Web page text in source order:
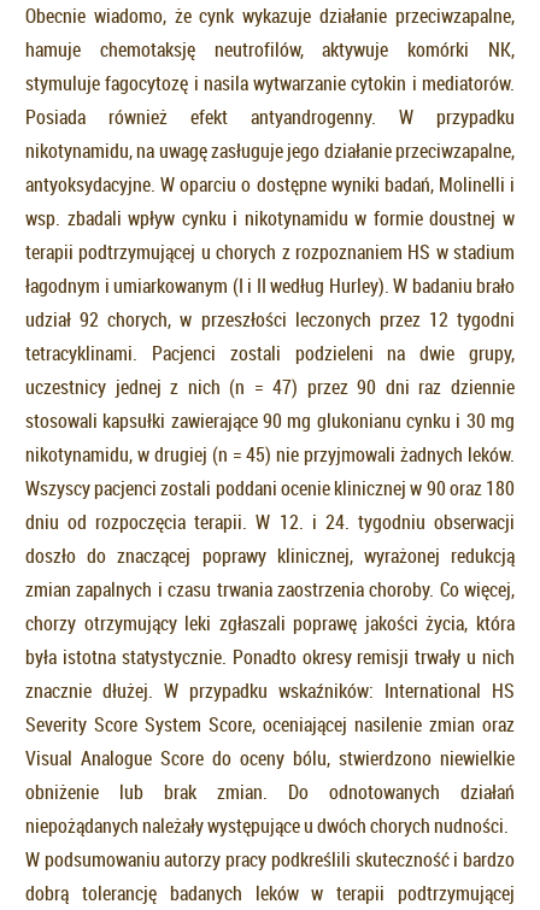
Obecnie wiadomo, że cynk wykazuje działanie przeciwzapalne,
hamuje chemotaksję neutrofilów, aktywuje komórki NK,
stymuluje fagocytozę i nasila wytwarzanie cytokin i mediatorów.
Posiada również efekt antyandrogenny. W przypadku
nikotynamidu, na uwagę zasługuje jego działanie przeciwzapalne,
antyoksydacyjne. W oparciu o dostępne wyniki badań, Molinelli i
wsp. zbadali wpływ cynku i nikotynamidu w formie doustnej w
terapii podtrzymującej u chorych z rozpoznaniem HS w stadium
łagodnym i umiarkowanym (I i II według Hurley). W badaniu brało
udział 92 chorych, w przeszłości leczonych przez 12 tygodni
tetracyklinami. Pacjenci zostali podzieleni na dwie grupy,
uczestnicy jednej z nich (n = 47) przez 90 dni raz dziennie
stosowali kapsułki zawierające 90 mg glukonianu cynku i 30 mg
nikotynamidu, w drugiej (n = 45) nie przyjmowali żadnych leków.
Wszyscy pacjenci zostali poddani ocenie klinicznej w 90 oraz 180
dniu od rozpoczęcia terapii. W 12. i 24. tygodniu obserwacji
doszło do znaczącej poprawy klinicznej, wyrażonej redukcją
zmian zapalnych i czasu trwania zaostrzenia choroby. Co więcej,
chorzy otrzymujący leki zgłaszali poprawę jakości życia, która
była istotna statystycznie. Ponadto okresy remisji trwały u nich
znacznie dłużej. W przypadku wskaźników: International HS
Severity Score System Score, oceniającej nasilenie zmian oraz
Visual Analogue Score do oceny bólu, stwierdzono niewielkie
obniżenie lub brak zmian. Do odnotowanych działań
niepożądanych należały występujące u dwóch chorych nudności.
W podsumowaniu autorzy pracy podkreślili skuteczność i bardzo
dobrą tolerancję badanych leków w terapii podtrzymującej